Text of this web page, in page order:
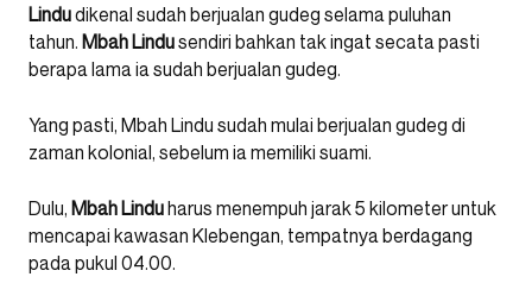
Lindudikenal sudah berjualan gudeg selama puluhan
tahun. MbahLindusendiri bahkan tak ingat secata pasti
berapa lama ia sudah berjualan gudeg.
Yang pasti, Mbah Lindu sudah mulai berjualan gudeg di
zaman kolonial, sebelum ia memiliki suami.
Dulu, Mbah Linduharus menempuh jarak 5 kilometer untuk
mencapai kawasan Klebengan, tempatnya berdagang
pada pukul 04.00.